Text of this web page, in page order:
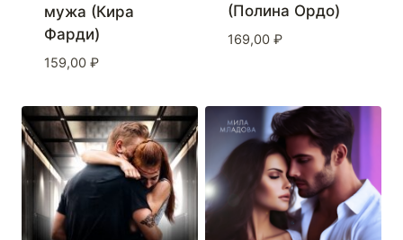
мужа (Кира
Фарди)
159,00 ₽
(Полина Ордо)
169,00 ₽